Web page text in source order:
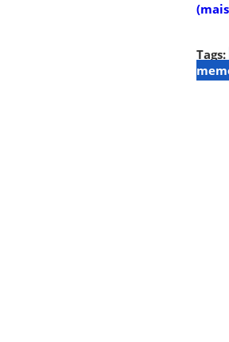
Tags: